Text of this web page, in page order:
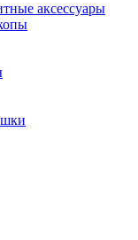
аксессуары